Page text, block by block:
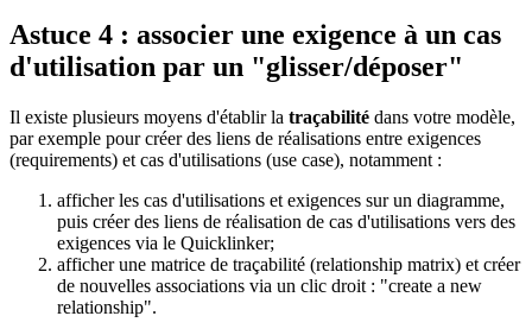
Astuce 4 : associer une exigence à un cas
d'utilisation par un "glisser/déposer"
Il existe plusieurs moyens d'établir la traçabilité dans votre modèle,
par exemple pour créer des liens de réalisations entre exigences
(requirements) et cas d'utilisations (use case), notamment :
afficher les cas d'utilisations et exigences sur un diagramme,
puis créer des liens de réalisation de cas d'utilisations vers des
exigences via le Quicklinker;
afficher une matrice de traçabilité (relationship matrix) et créer
de nouvelles associations via un clic droit : "create a new
relationship".